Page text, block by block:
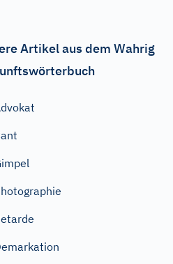
Artikel aus dem Wahrig